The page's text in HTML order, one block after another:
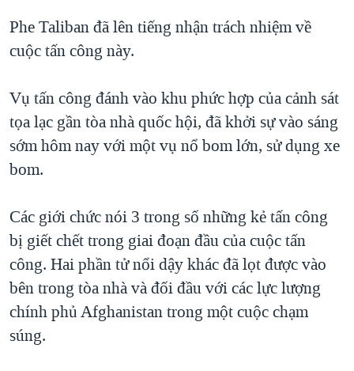
Phe Taliban đã lên tiếng nhận trách nhiệm về
cuộc tấn công này.
Vụ tấn công đánh vào khu phức hợp của cảnh sát
tọa lạc gần tòa nhà quốc hội, đã khởi sự vào sáng
sớm hôm nay với một vụ nổ bom lớn, sử dụng xe
bom.
Các giới chức nói 3 trong số những kẻ tấn công
bị giết chết trong giai đoạn đầu của cuộc tấn
công. Hai phần tử nổi dậy khác đã lọt được vào
bên trong tòa nhà và đối đầu với các lực lượng
chính phủ Afghanistan trong một cuộc chạm
súng.